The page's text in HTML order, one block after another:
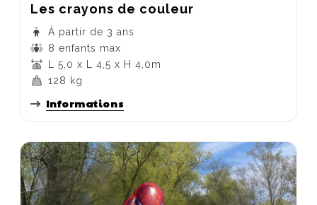
Les crayons de couleur
À partir de 3 ans
8 enfants max
L 5,0 x L 4,5 x H 4,0m
128 kg
Informations